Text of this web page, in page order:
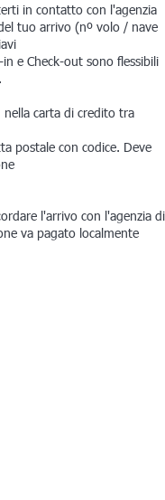
in contatto con l'agenzia
tuo arrivo (nº volo / nave
e Check-out sono flessibili
nella carta di credito tra
postale con codice. Deve
l'arrivo con l'agenzia di
va pagato localmente